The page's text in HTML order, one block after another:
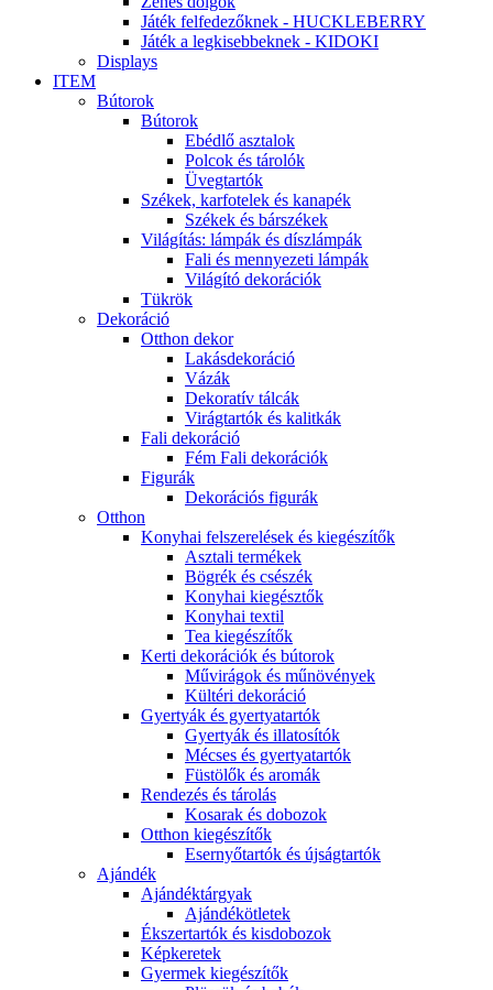
Játék felfedezőknek - HUCKLEBERRY
Játék a legkisebbeknek - KIDOKI
Displays
ITEM
Bútorok
Bútorok
Ebédlő asztalok
Polcok és tárolók
Üvegtartók
Székek, karfotelek és kanapék
Székek és bárszékek
Világítás: lámpák és díszlámpák
Fali és mennyezeti lámpák
Világító dekorációk
Tükrök
Dekoráció
Otthon dekor
Lakásdekoráció
Vázák
Dekoratív tálcák
Virágtartók és kalitkák
Fali dekoráció
Fém Fali dekorációk
Figurák
Dekorációs figurák
Otthon
Konyhai felszerelések és kiegészítők
Asztali termékek
Bögrék és csészék
Konyhai kiegésztők
Konyhai textil
Tea kiegészítők
Kerti dekorációk és bútorok
Művirágok és műnövények
Kültéri dekoráció
Gyertyák és gyertyatartók
Gyertyák és illatosítók
Mécses és gyertyatartók
Füstölők és aromák
Rendezés és tárolás
Kosarak és dobozok
Otthon kiegészítők
Esernyőtartók és újságtartók
Ajándék
Ajándéktárgyak
Ajándékötletek
Ékszertartók és kisdobozok
Képkeretek
Gyermek kiegészítők